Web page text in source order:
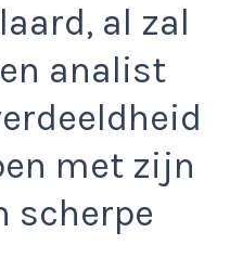
al zal
analist
met zijn
scherpe